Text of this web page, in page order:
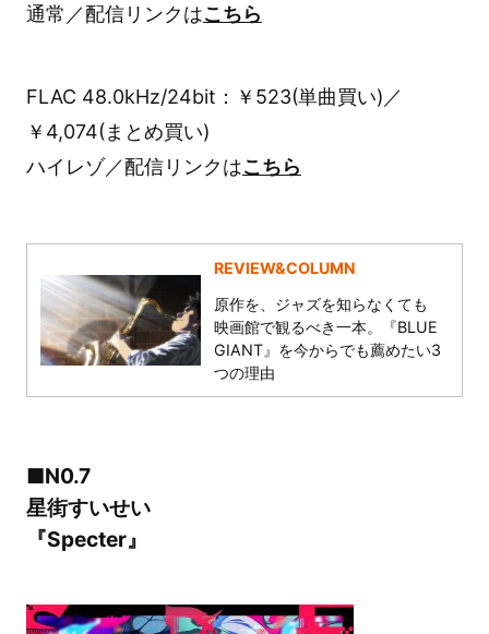
通常／配信リンクはこちら
FLAC 48.0kHz/24bit：￥523(単曲買い)／
￥4,074(まとめ買い)
ハイレゾ／配信リンクはこちら
REVIEW&COLUMN
原作を、ジャズを知らなくても
映画館で観るべき一本。『BLUE
GIANT』を今からでも薦めたい3
つの理由
■N0.7
星街すいせい
『Specter』